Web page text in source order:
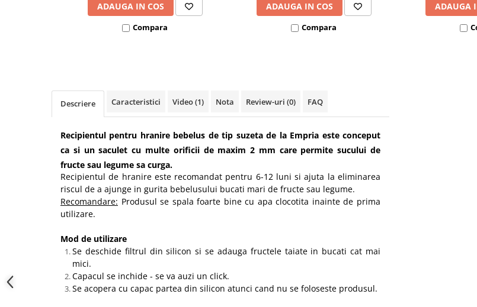
Carduri Cadou
Propuneri Cadou
Produse Sub 50 Lei
ADAUGA IN COS
Compara
ADAUGA IN COS
Compara
ADAUGA
Descriere Caracteristici Video(1) Nota Review-uri (0) FAQ
Recipientul pentru hranire bebelus de tip suzeta de la Empria este conceput
ca si un saculet cu multe orificii de maxim 2 mm care permite sucului de
fructe sau legume sa curga.
Recipientul de hranire este recomandat pentru 6-12 luni si ajuta la eliminarea
riscul de a ajunge in gurita bebelusului bucati mari de fructe sau legume.
Recomandare: Produsul se spala foarte bine cu apa clocotita inainte de prima
utilizare.
Mod de utilizare
Se deschide filtrul din silicon si se adauga fructele taiate in bucati cat mai
mici.
Capacul se inchide - se va auzi un click.
Se acopera cu capac partea din silicon atunci cand nu se foloseste produsul.